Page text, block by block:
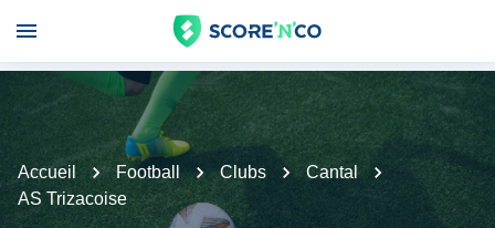
Accueil Football Clubs
Cantal
AS Trizacoise